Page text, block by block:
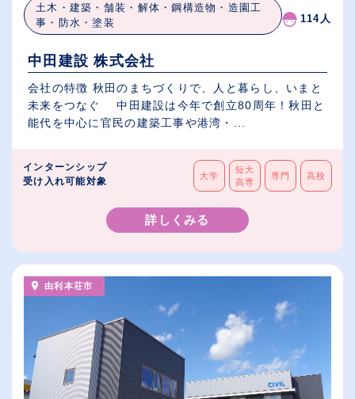
土木・建築・舗装・解体・鋼構造物・造園工
事・防水・塗装
114人
中田建設 株式会社
会社の特徴 秋田のまちづくりで、人と暮らし、いまと
未来をつなぐ 中田建設は今年で創立80周年！秋田と
能代を中心に官民の建築工事や港湾・...
インターンシップ
受け入れ可能対象
大学
短大
高専
専門 高校
詳しくみる
由利本荘市